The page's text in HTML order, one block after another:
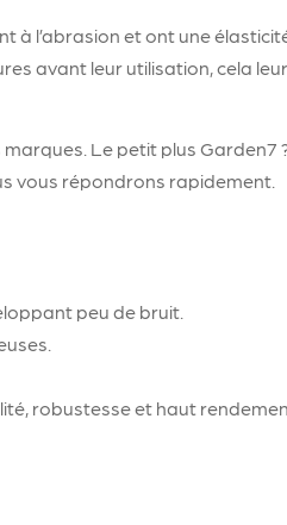
à l’abrasion et ont une
avant leur utilisation, cela
Le petit plus Garden7
vous répondrons rapidement.
peu de bruit.
robustesse et haut